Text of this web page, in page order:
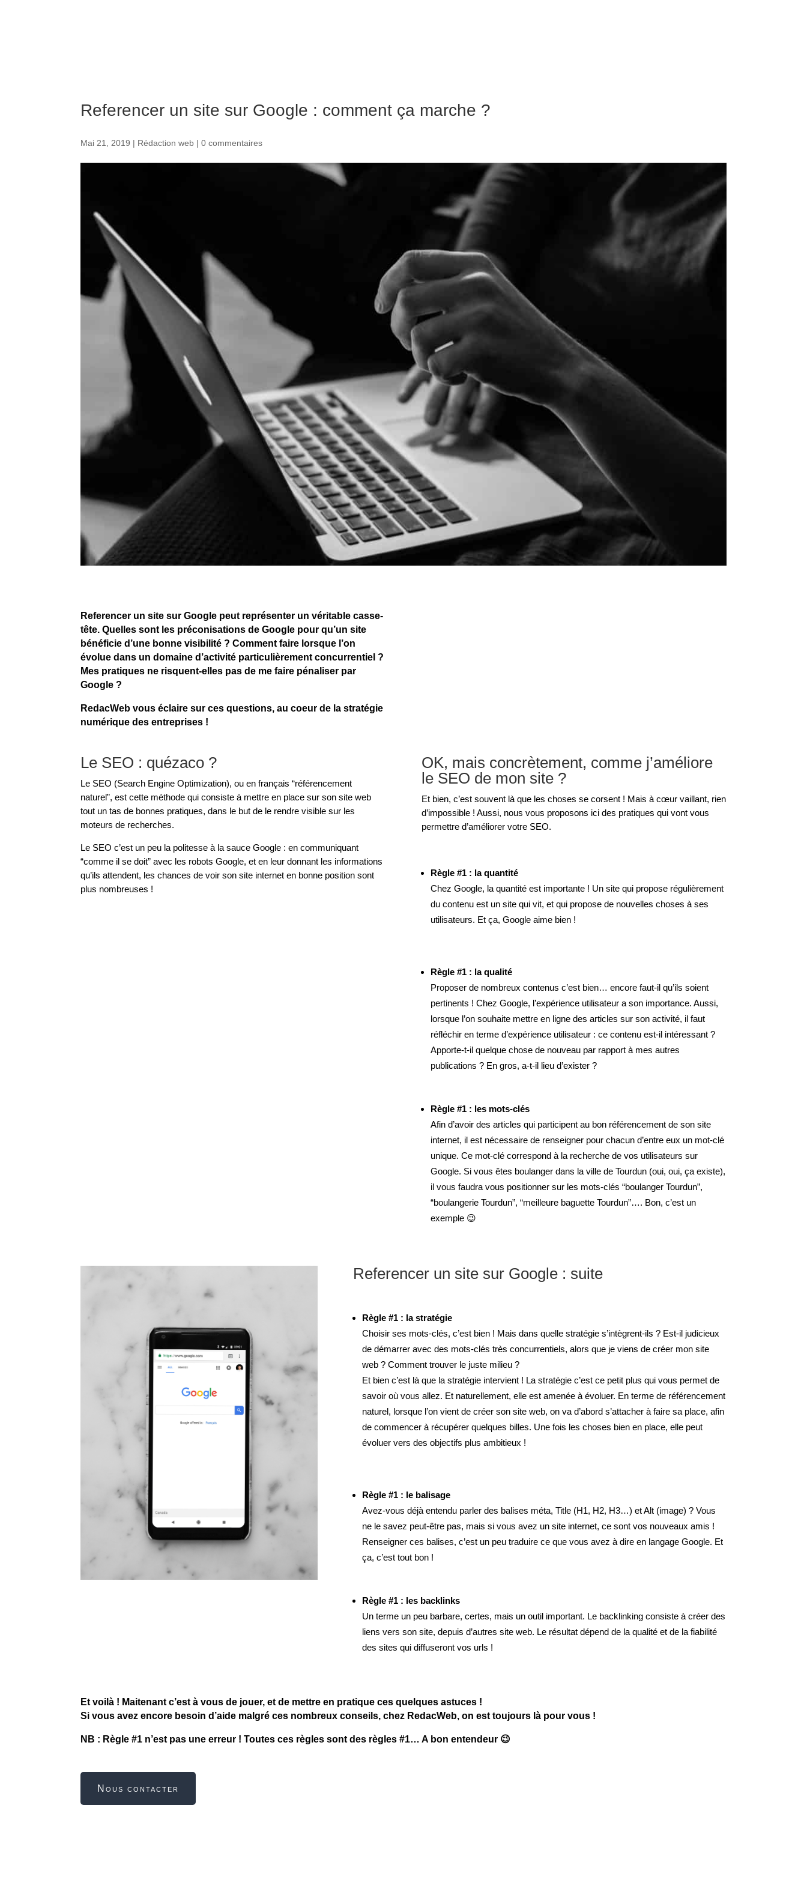
Referencer un site sur Google : comment ça marche ?
Mai 21, 2019 | Rédaction web |0 commentaires
Referencer un site sur Google peut représenter un véritable casse-
tête. Quelles sont les préconisations de Google pour qu’un site
bénéficie d’une bonne visibilité ? Comment faire lorsque l’on
évolue dans un domaine d’activité particulièrement concurrentiel ?
Mes pratiques ne risquent-elles pas de me faire pénaliser par
Google ?
RedacWeb vous éclaire sur ces questions, au coeur de la stratégie
numérique des entreprises !
Le SEO : quézaco ?
Le SEO (Search Engine Optimization), ou en français “référencement
naturel”, est cette méthode qui consiste à mettre en place sur son site web
tout un tas de bonnes pratiques, dans le but de le rendre visible sur les
moteurs de recherches.
Le SEO c’est un peu la politesse à la sauce Google : en communiquant
“comme il se doit” avec les robots Google, et en leur donnant les informations
qu’ils attendent, les chances de voir son site internet en bonne position sont
plus nombreuses !
OK, mais concrètement, comme j’améliore
le SEO de mon site ?
Et bien, c’est souvent là que les choses se corsent ! Mais à cœur vaillant, rien
d’impossible ! Aussi, nous vous proposons ici des pratiques qui vont vous
permettre d’améliorer votre SEO.
Règle #1 : la quantité
Chez Google, la quantité est importante ! Un site qui propose régulièrement
du contenu est un site qui vit, et qui propose de nouvelles choses à ses
utilisateurs. Et ça, Google aime bien !
Règle #1 : la qualité
Proposer de nombreux contenus c’est bien… encore faut-il qu’ils soient
pertinents ! Chez Google, l’expérience utilisateur a son importance. Aussi,
lorsque l’on souhaite mettre en ligne des articles sur son activité, il faut
réfléchir en terme d’expérience utilisateur : ce contenu est-il intéressant ?
Apporte-t-il quelque chose de nouveau par rapport à mes autres
publications ? En gros, a-t-il lieu d’exister ?
Règle #1 : les mots-clés
Afin d’avoir des articles qui participent au bon référencement de son site
internet, il est nécessaire de renseigner pour chacun d’entre eux un mot-clé
unique. Ce mot-clé correspond à la recherche de vos utilisateurs sur
Google. Si vous êtes boulanger dans la ville de Tourdun (oui, oui, ça existe),
il vous faudra vous positionner sur les mots-clés “boulanger Tourdun”,
“boulangerie Tourdun”, “meilleure baguette Tourdun”…. Bon, c’est un
exemple 😉
Referencer un site sur Google : suite
Règle #1 : la stratégie
Choisir ses mots-clés, c’est bien ! Mais dans quelle stratégie s’intègrent-ils ? Est-il judicieux
de démarrer avec des mots-clés très concurrentiels, alors que je viens de créer mon site
web ? Comment trouver le juste milieu ?
Et bien c’est là que la stratégie intervient ! La stratégie c’est ce petit plus qui vous permet de
savoir où vous allez. Et naturellement, elle est amenée à évoluer. En terme de référencement
naturel, lorsque l’on vient de créer son site web, on va d’abord s’attacher à faire sa place, afin
de commencer à récupérer quelques billes. Une fois les choses bien en place, elle peut
évoluer vers des objectifs plus ambitieux !
Règle #1 : le balisage
Avez-vous déjà entendu parler des balises méta, Title (H1, H2, H3…) et Alt (image) ? Vous
ne le savez peut-être pas, mais si vous avez un site internet, ce sont vos nouveaux amis !
Renseigner ces balises, c’est un peu traduire ce que vous avez à dire en langage Google. Et
ça, c’est tout bon !
Règle #1 : les backlinks
Un terme un peu barbare, certes, mais un outil important. Le backlinking consiste à créer des
liens vers son site, depuis d’autres site web. Le résultat dépend de la qualité et de la fiabilité
des sites qui diffuseront vos urls !
Et voilà ! Maitenant c’est à vous de jouer, et de mettre en pratique ces quelques astuces !
Si vous avez encore besoin d’aide malgré ces nombreux conseils, chez RedacWeb, on est toujours là pour vous !
NB : Règle #1 n’est pas une erreur ! Toutes ces règles sont des règles #1… A bon entendeur 😉
Nous contacter